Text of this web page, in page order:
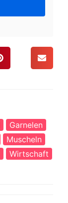
Garnelen
Muscheln
Wirtschaft